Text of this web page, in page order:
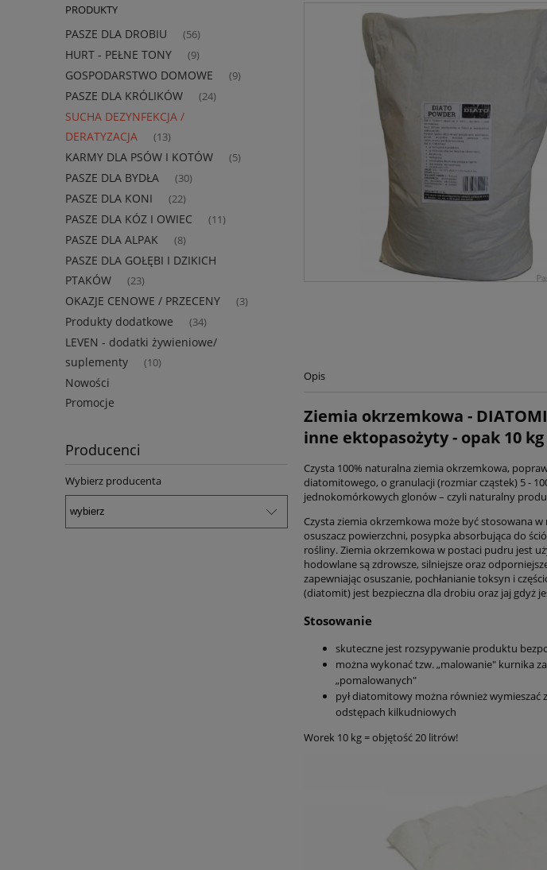
PRODUKTY
PASZE DLA DROBIU (56)
HURT - PEŁNE TONY (9)
GOSPODARSTWO DOMOWE (9)
PASZE DLA KRÓLIKÓW (24)
SUCHA DEZYNFEKCJA /
DERATYZACJA
(13)
KARMY DLA PSÓW I KOTÓW (5)
PASZE DLA BYDŁA (30)
PASZE DLA KONI (22)
PASZE DLA KÓZ I OWIEC (11)
PASZE DLA ALPAK (8)
PASZE DLA GOŁĘBI I DZIKICH
PTAKÓW
(23)
OKAZJE CENOWE / PRZECENY (3)
Produkty dodatkowe (34)
LEVEN - dodatki żywieniowe/
suplementy
(10)
Nowości
Promocje
Producenci
Wybierz producenta
Opis
Ziemia okrzemkowa -
inne ektopasożyty - opak 10 kg
Czysta 100% naturalna ziemia okrzemkowa,
diatomitowego, o granulacji (rozmiar cząstek) 5 -
jednokomórkowych glonów – czyli naturalny
Czysta ziemia okrzemkowa może być stosowana
osuszacz powierzchni, posypka absorbująca do
rośliny. Ziemia okrzemkowa w postaci pudru jest
hodowlane są zdrowsze, silniejsze oraz
zapewniając osuszanie, pochłanianie toksyn i
(diatomit) jest bezpieczna dla drobiu oraz jaj gdyż
Stosowanie
skuteczne jest rozsypywanie produktu
można wykonać tzw. „malowanie" kurnika
„pomalowanych"
pył diatomitowy można również wymieszać
odstępach kilkudniowych
Worek 10 kg = objętość 20 litrów!